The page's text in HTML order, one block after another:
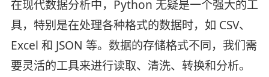
在现代数据分析中，Python 无疑是一个强大的工
具，特别是在处理各种格式的数据时，如 CSV、
Excel 和 JSON 等。数据的存储格式不同，我们需
要灵活的工具来进行读取、清洗、转换和分析。